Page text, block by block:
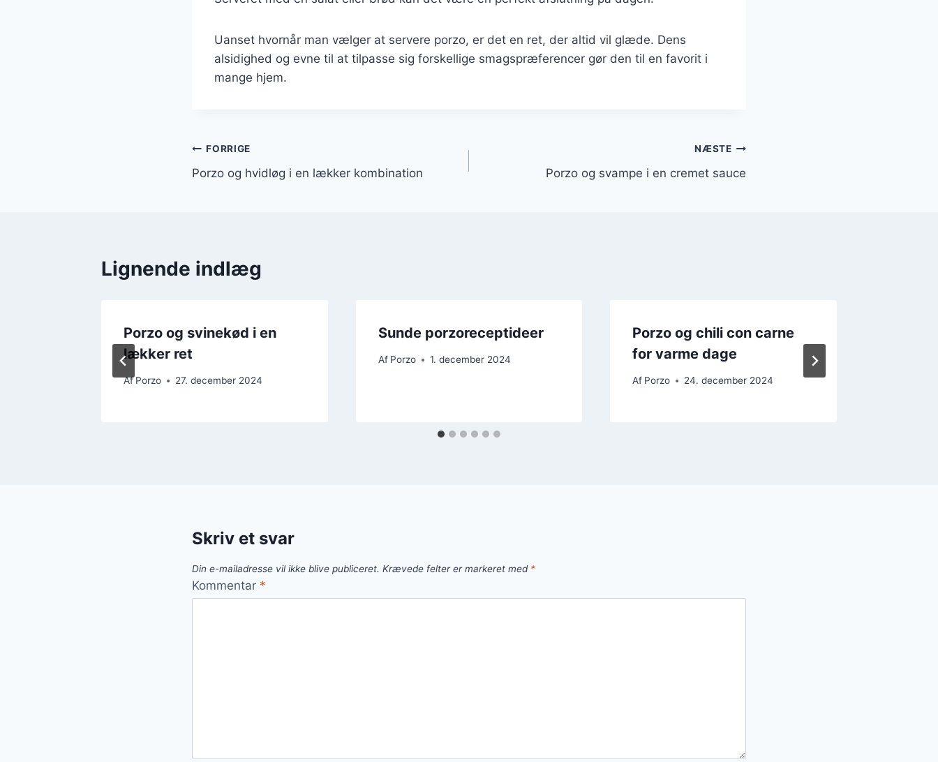
Uanset hvornår man vælger at servere porzo, er det en ret, der altid vil glæde. Dens
alsidighed og evne til at tilpasse sig forskellige smagspræferencer gør den til en favorit i
mange hjem.
Indlægsnavigation
FORRIGE
Porzo og hvidløg i en lækker kombination
NÆSTE
Porzo og svampe i en cremet sauce
Lignende indlæg
Porzo og svinekød i en
lækker ret
Af Porzo 27. december 2024
Sunde porzoreceptideer
Af Porzo 1. december 2024
Porzo og chili con carne
for varme dage
Af Porzo 24. december 2024
Skriv et svar
Din e-mailadresse vil ikke blive publiceret. Krævede felter er markeret med *
Kommentar *